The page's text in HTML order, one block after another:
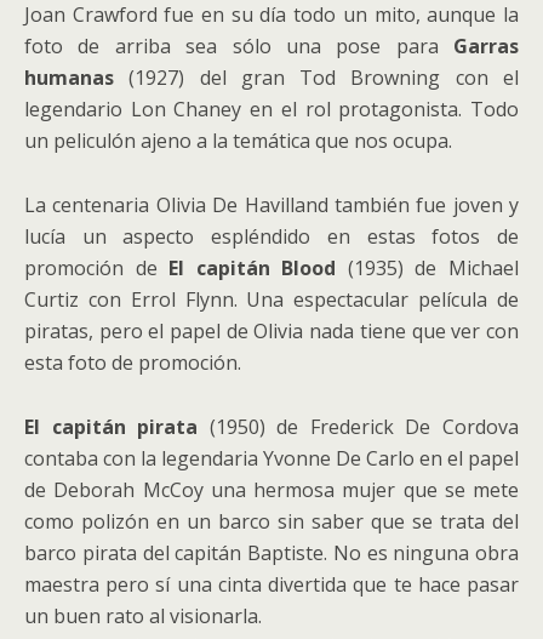
Joan Crawford fue en su día todo un mito, aunque la
foto de arriba sea sólo una pose para Garras
humanas (1927) del gran Tod Browning con el
legendario Lon Chaney en el rol protagonista. Todo
un peliculón ajeno a la temática que nos ocupa.
La centenaria Olivia De Havilland también fue joven y
lucía un aspecto espléndido en estas fotos de
promoción de El capitán Blood (1935) de Michael
Curtiz con Errol Flynn. Una espectacular película de
piratas, pero el papel de Olivia nada tiene que ver con
esta foto de promoción.
El capitán pirata (1950) de Frederick De Cordova
contaba con la legendaria Yvonne De Carlo en el papel
de Deborah McCoy una hermosa mujer que se mete
como polizón en un barco sin saber que se trata del
barco pirata del capitán Baptiste. No es ninguna obra
maestra pero sí una cinta divertida que te hace pasar
un buen rato al visionarla.